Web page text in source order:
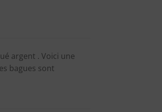
argent . Voici une
bagues sont